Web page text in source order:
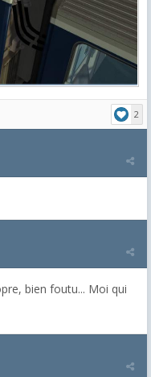
2
bien foutu... Moi qui